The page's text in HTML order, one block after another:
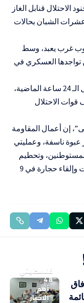
الاحتلال قنابل الغاز
الشبان بحالات
غرب يعبد، وسط
تواجدها العسكري في
ونفذ 22 عملا مقاوما بالضفة والقدس خلال الـ 24 ساعة الماضية،
الاحتلال
إن أعمال المقاومة
عبوة ناسفة، وعمليتي
وتحطيم
إحدى مركباتهم، إضافة إلى اندلاع مواجهات وإلقاء حجارة في 9
فلسطيني
48
أهم
الاخبار